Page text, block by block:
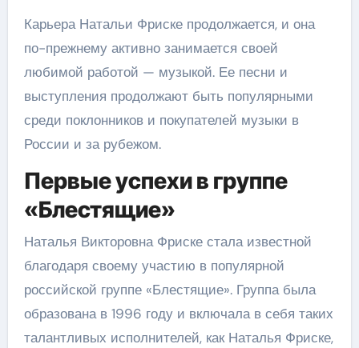
Карьера Натальи Фриске продолжается, и она
по-прежнему активно занимается своей
любимой работой — музыкой. Ее песни и
выступления продолжают быть популярными
среди поклонников и покупателей музыки в
России и за рубежом.
Первые успехи в группе
«Блестящие»
Наталья Викторовна Фриске стала известной
благодаря своему участию в популярной
российской группе «Блестящие». Группа была
образована в 1996 году и включала в себя таких
талантливых исполнителей, как Наталья Фриске,